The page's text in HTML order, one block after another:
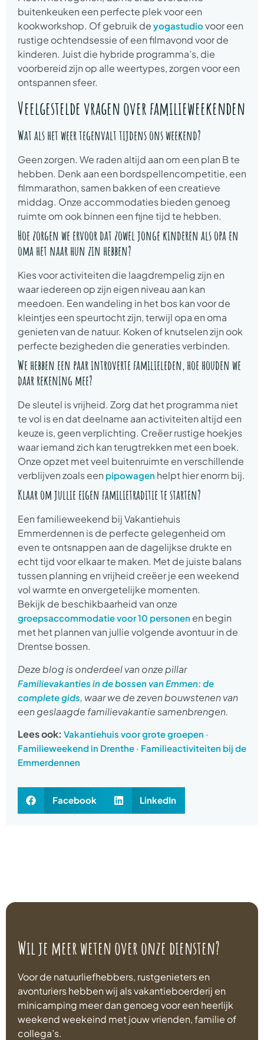
buitenkeuken een perfecte plek voor een
kookworkshop. Of gebruik de yogastudio voor een
rustige ochtendsessie of een filmavond voor de
kinderen. Juist die hybride programma’s, die
voorbereid zijn op alle weertypes, zorgen voor een
ontspannen sfeer.
Veelgestelde vragen over familieweekenden
Wat als het weer tegenvalt tijdens ons weekend?
Geen zorgen. We raden altijd aan om een plan B te
hebben. Denk aan een bordspellencompetitie, een
filmmarathon, samen bakken of een creatieve
middag. Onze accommodaties bieden genoeg
ruimte om ook binnen een fijne tijd te hebben.
Hoe zorgen we ervoor dat zowel jonge kinderen als opa en
oma het naar hun zin hebben?
Kies voor activiteiten die laagdrempelig zijn en
waar iedereen op zijn eigen niveau aan kan
meedoen. Een wandeling in het bos kan voor de
kleintjes een speurtocht zijn, terwijl opa en oma
genieten van de natuur. Koken of knutselen zijn ook
perfecte bezigheden die generaties verbinden.
We hebben een paar introverte familieleden, hoe houden we
daar rekening mee?
De sleutel is vrijheid. Zorg dat het programma niet
te vol is en dat deelname aan activiteiten altijd een
keuze is, geen verplichting. Creëer rustige hoekjes
waar iemand zich kan terugtrekken met een boek.
Onze opzet met veel buitenruimte en verschillende
verblijven zoals een pipowagen helpt hier enorm bij.
Klaar om jullie eigen familietraditie te starten?
Een familieweekend bij Vakantiehuis
Emmerdennen is de perfecte gelegenheid om
even te ontsnappen aan de dagelijkse drukte en
echt tijd voor elkaar te maken. Met de juiste balans
tussen planning en vrijheid creëer je een weekend
vol warmte en onvergetelijke momenten.
Bekijk de beschikbaarheid van onze
groepsaccommodatie voor 10 personen en begin
met het plannen van jullie volgende avontuur in de
Drentse bossen.
Deze blog is onderdeel van onze pillar
Familievakanties in de bossen van Emmen: de
complete gids, waar we de zeven bouwstenen van
een geslaagde familievakantie samenbrengen.
Lees ook: Vakantiehuis voor grote groepen ·
Familieweekend in Drenthe · Familieactiviteiten bij de
Emmerdennen
Facebook LinkedIn
Wil je meer weten over onze diensten?
Voor de natuurliefhebbers, rustgenieters en
avonturiers hebben wij als vakantieboerderij en
minicamping meer dan genoeg voor een heerlijk
weekend weekeind met jouw vrienden, familie of
collega’s.